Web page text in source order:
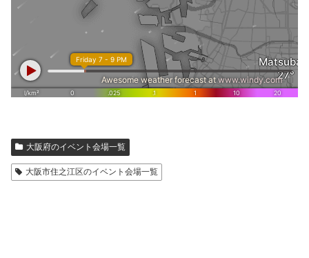
大阪府のイベント会場一覧
大阪市住之江区のイベント会場一覧